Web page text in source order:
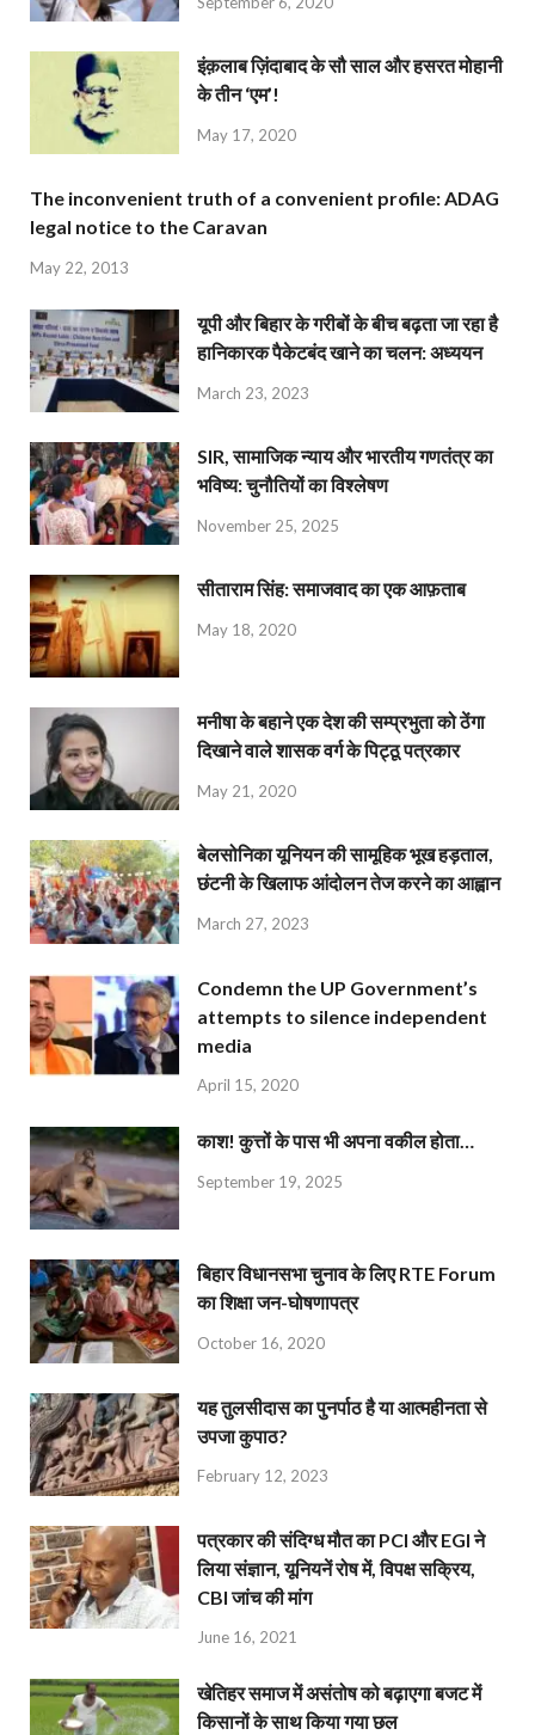
इंक़लाब ज़िंदाबाद के सौ साल और हसरत मोहानी
के तीन ‘एम’!
May 17, 2020
The inconvenient truth of a convenient profile: ADAG
legal notice to the Caravan
May 22, 2013
यूपी और बिहार के गरीबों के बीच बढ़ता जा रहा है
हानिकारक पैकेटबंद खाने का चलन: अध्ययन
March 23, 2023
SIR, सामाजिक न्याय और भारतीय गणतंत्र का
भविष्य: चुनौतियों का विश्लेषण
November 25, 2025
सीताराम सिंह: समाजवाद का एक आफ़ताब
May 18, 2020
मनीषा के बहाने एक देश की सम्प्रभुता को ठेंगा
दिखाने वाले शासक वर्ग के पिट्ठू पत्रकार
May 21, 2020
बेलसोनिका यूनियन की सामूहिक भूख हड़ताल,
छंटनी के खिलाफ आंदोलन तेज करने का आह्वान
March 27, 2023
Condemn the UP Government’s
attempts to silence independent
media
April 15, 2020
काश! कुत्तों के पास भी अपना वकील होता…
September 19, 2025
बिहार विधानसभा चुनाव के लिए RTE Forum
का शिक्षा जन-घोषणापत्र
October 16, 2020
यह तुलसीदास का पुनर्पाठ है या आत्महीनता से
उपजा कुपाठ?
February 12, 2023
पत्रकार की संदिग्ध मौत का PCI और EGI ने
लिया संज्ञान, यूनियनें रोष में, विपक्ष सक्रिय,
CBI जांच की मांग
June 16, 2021
खेतिहर समाज में असंतोष को बढ़ाएगा बजट में
किसानों के साथ किया गया छल